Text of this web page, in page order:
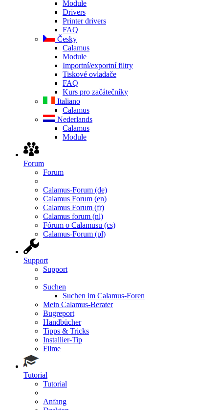
Module
Drivers
Printer drivers
FAQ
Česky
Calamus
Module
Importní/exportní filtry
Tiskové ovladače
FAQ
Kurs pro začátečníky
Italiano
Calamus
Nederlands
Calamus
Module
Forum
Forum
Calamus-Forum (de)
Calamus Forum (en)
Calamus Forum (fr)
Calamus forum (nl)
Fórum o Calamusu (cs)
Calamus-Forum (pl)
Support
Support
Suchen
Suchen im Calamus-Foren
Mein Calamus-Berater
Bugreport
Handbücher
Tipps & Tricks
Installier-Tip
Filme
Tutorial
Tutorial
Anfang